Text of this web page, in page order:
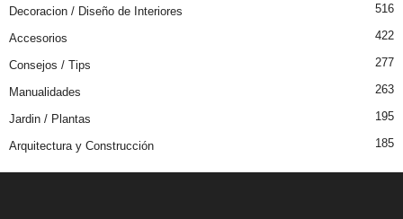
Decoracion / Diseño de Interiores 516
Accesorios 422
Consejos / Tips 277
Manualidades 263
Jardin / Plantas 195
Arquitectura y Construcción 185